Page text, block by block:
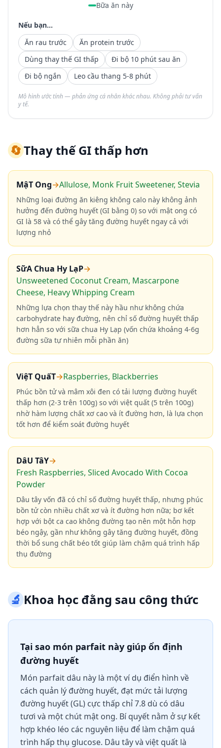
Bữa ăn này
Nếu bạn...
Ăn rau trước
Ăn protein trước
Dùng thay thế GI thấp
Đi bộ 10 phút sau ăn
Đi bộ ngắn
Leo cầu thang 5-8 phút
Mô hình ước tính — phản ứng cá nhân khác nhau. Không phải tư vấn
y tế.
🔄Thay thế GI thấp hơn
MậT Ong→Allulose, Monk Fruit Sweetener, Stevia
Những loại đường ăn kiêng không calo này không ảnh
hưởng đến đường huyết (GI bằng 0) so với mật ong có
GI là 58 và có thể gây tăng đường huyết ngay cả với
lượng nhỏ
SữA Chua Hy LạP→
Unsweetened Coconut Cream, Mascarpone
Cheese, Heavy Whipping Cream
Những lựa chọn thay thế này hầu như không chứa
carbohydrate hay đường, nên chỉ số đường huyết thấp
hơn hẳn so với sữa chua Hy Lạp (vốn chứa khoảng 4-6g
đường sữa tự nhiên mỗi phần ăn)
ViệT QuấT→Raspberries, Blackberries
Phúc bồn tử và mâm xôi đen có tải lượng đường huyết
thấp hơn (2-3 trên 100g) so với việt quất (5 trên 100g)
nhờ hàm lượng chất xơ cao và ít đường hơn, là lựa chọn
tốt hơn để kiểm soát đường huyết
DâU TâY→
Fresh Raspberries, Sliced Avocado With Cocoa
Powder
Dâu tây vốn đã có chỉ số đường huyết thấp, nhưng phúc
bồn tử còn nhiều chất xơ và ít đường hơn nữa; bơ kết
hợp với bột ca cao không đường tạo nên một hỗn hợp
béo ngậy, gần như không gây tăng đường huyết, đồng
thời bổ sung chất béo tốt giúp làm chậm quá trình hấp
thụ đường
🔬Khoa học đằng sau công thức
Tại sao món parfait này giúp ổn định
đường huyết
Món parfait dâu này là một ví dụ điển hình về
cách quản lý đường huyết, đạt mức tải lượng
đường huyết (GL) cực thấp chỉ 7.8 dù có dâu
tươi và một chút mật ong. Bí quyết nằm ở sự kết
hợp khéo léo các nguyên liệu để làm chậm quá
trình hấp thụ glucose. Dâu tây và việt quất là